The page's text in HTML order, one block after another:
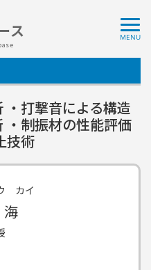
ス
・打撃音による構造
・制振材の性能評価
技術
カイ